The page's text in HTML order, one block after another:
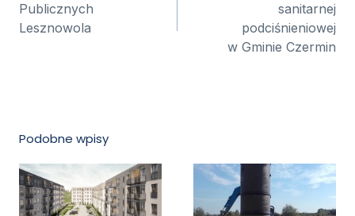
Publicznych
Lesznowola
sanitarnej
podciśnieniowej
w Gminie Czermin
Podobne wpisy